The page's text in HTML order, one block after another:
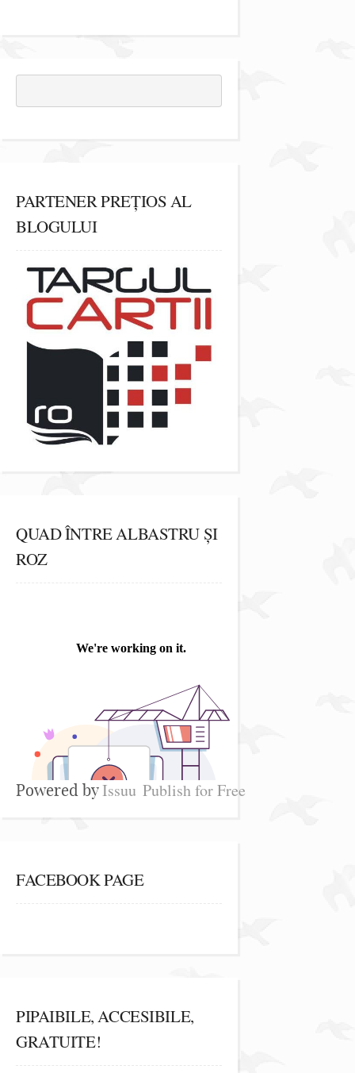
PARTENER PREȚIOS AL
BLOGULUI
QUAD ÎNTRE ALBASTRU ȘI
ROZ
Powered byIssuu Publish for Free
FACEBOOK PAGE
PIPAIBILE, ACCESIBILE,
GRATUITE!